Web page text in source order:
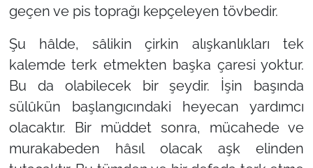
geçen ve pis toprağı kepçeleyen tövbedir.
Şu hâlde, sâlikin çirkin alışkanlıkları tek
kalemde terk etmekten başka çaresi yoktur.
Bu da olabilecek bir şeydir. İşin başında
sülûkün başlangıcındaki heyecan yardımcı
olacaktır. Bir müddet sonra, mücahede ve
murakabeden hâsıl olacak aşk elinden